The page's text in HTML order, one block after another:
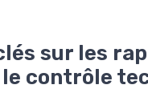
sur les
contrôle